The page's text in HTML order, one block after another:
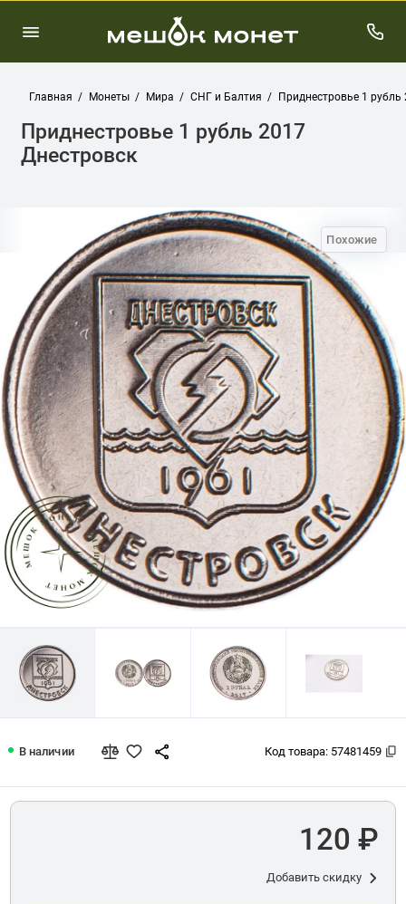
Главная Монеты Мира СНГ и Балтия Приднестровье 1 рубль
Приднестровье 1 рубль 2017
Днестровск
Похожие
В наличии Код товара: 57481459
120 ₽
Добавить скидку